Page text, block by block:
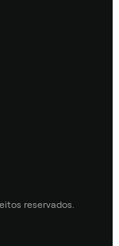
reservados.